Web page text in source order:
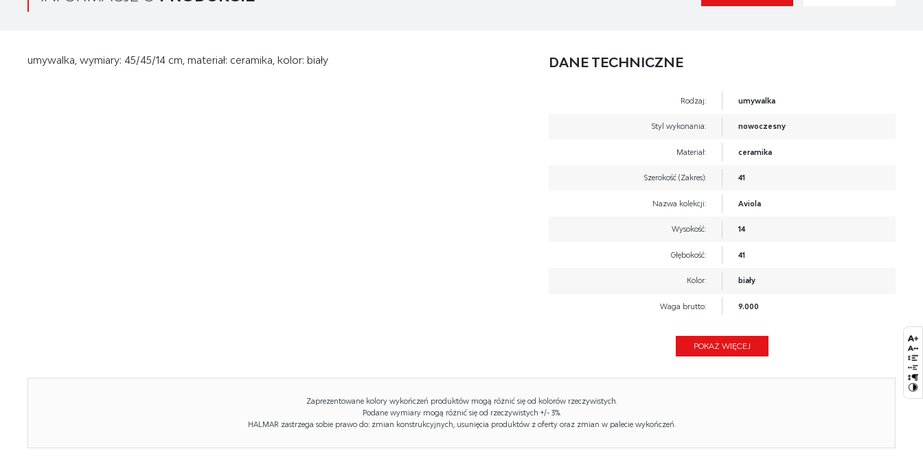
umywalka, wymiary: 45/45/14 cm, materiał: ceramika, kolor: biały DANE TECHNICZNE
Rodzaj: umywalka
Styl wykonania: nowoczesny
Materiał: ceramika
Szerokość (Zakres): 41
Nazwa kolekcji: Aviola
Wysokość: 14
Głębokość: 41
Kolor: biały
Waga brutto: 9.000
Objętość: 0.051
POKAŻ WIĘCEJ
Zaprezentowane kolory wykończeń produktów mogą różnić się od kolorów rzeczywistych.
Podane wymiary mogą różnić się od rzeczywistych +/- 3%.
HALMAR zastrzega sobie prawo do: zmian konstrukcyjnych, usunięcia produktów z oferty oraz zmian w palecie wykończeń.